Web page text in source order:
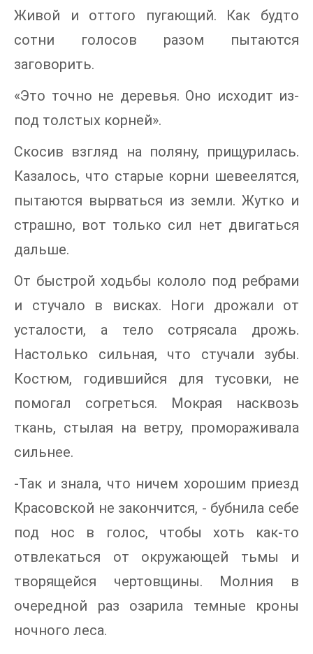
Живой и оттого пугающий. Как будто
сотни голосов разом пытаются
заговорить.
«Это точно не деревья. Оно исходит из-
под толстых корней».
Скосив взгляд на поляну, прищурилась.
Казалось, что старые корни шевеелятся,
пытаются вырваться из земли. Жутко и
страшно, вот только сил нет двигаться
дальше.
От быстрой ходьбы кололо под ребрами
и стучало в висках. Ноги дрожали от
усталости, а тело сотрясала дрожь.
Настолько сильная, что стучали зубы.
Костюм, годившийся для тусовки, не
помогал согреться. Мокрая насквозь
ткань, стылая на ветру, промораживала
сильнее.
-Так и знала, что ничем хорошим приезд
Красовской не закончится, - бубнила себе
под нос в голос, чтобы хоть как-то
отвлекаться от окружающей тьмы и
творящейся чертовщины. Молния в
очередной раз озарила темные кроны
ночного леса.